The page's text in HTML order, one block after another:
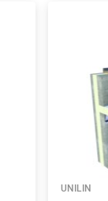
UNILIN